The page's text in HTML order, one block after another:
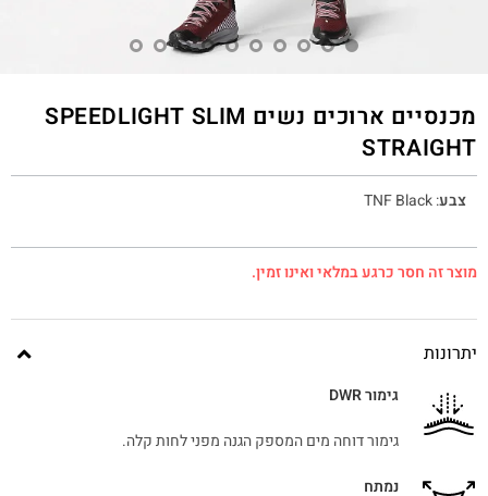
מכנסיים ארוכים נשים SPEEDLIGHT SLIM
STRAIGHT
צבע:
TNF Black
מוצר זה חסר כרגע במלאי ואינו זמין.
יתרונות
גימור DWR
גימור דוחה מים המספק הגנה מפני לחות קלה.
נמתח